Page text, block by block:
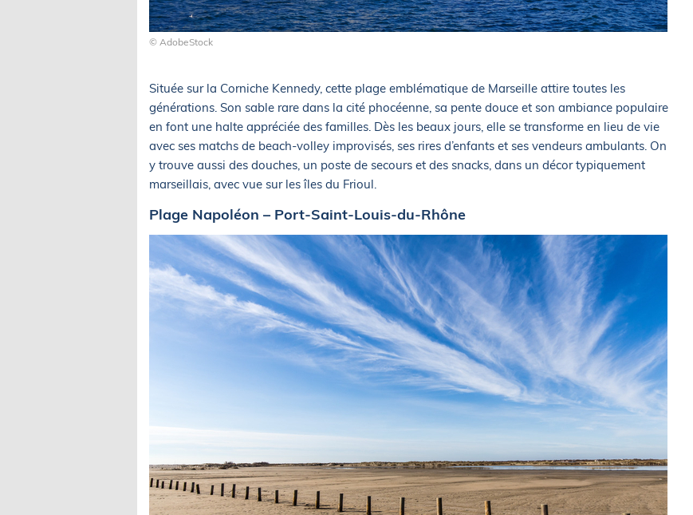
© AdobeStock
Située sur la Corniche Kennedy, cette plage emblématique de Marseille attire toutes les
générations. Son sable rare dans la cité phocéenne, sa pente douce et son ambiance populaire
en font une halte appréciée des familles. Dès les beaux jours, elle se transforme en lieu de vie
avec ses matchs de beach-volley improvisés, ses rires d’enfants et ses vendeurs ambulants. On
y trouve aussi des douches, un poste de secours et des snacks, dans un décor typiquement
marseillais, avec vue sur les îles du Frioul.
Plage Napoléon – Port-Saint-Louis-du-Rhône